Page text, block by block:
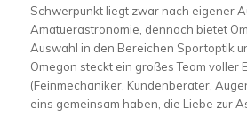
Schwerpunkt liegt zwar nach eigener
Amatuerastronomie, dennoch bietet
Auswahl in den Bereichen Sportoptik
Omegon steckt ein großes Team voller
(Feinmechaniker, Kundenberater,
eins gemeinsam haben, die Liebe zur